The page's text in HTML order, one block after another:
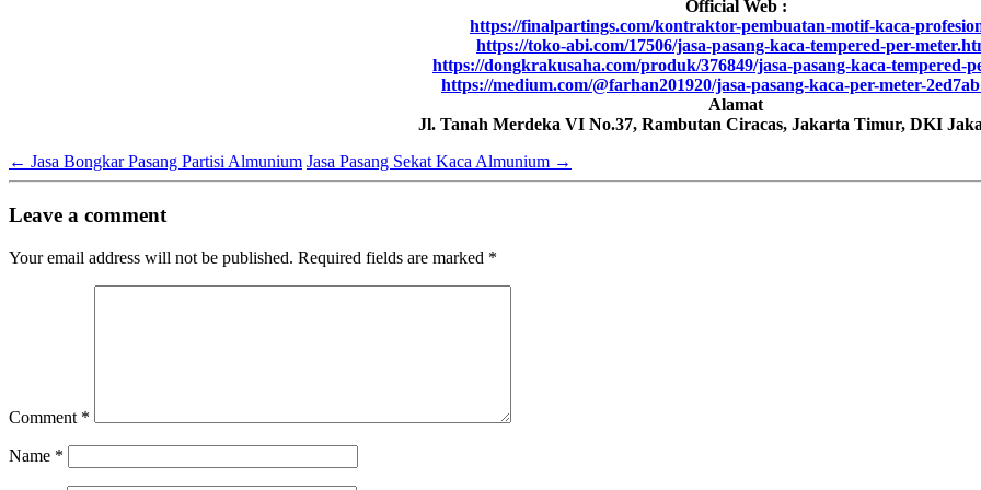
Official Web :
https://finalpartings.com/kontraktor-pembuatan-motif-kaca-
https://toko-abi.com/17506/jasa-pasang-kaca-tempered-per-
https://dongkrakusaha.com/produk/376849/jasa-pasang-kaca-tempered-
https://medium.com/@farhan201920/jasa-pasang-kaca-per-meter-
Alamat
Jl. Tanah Merdeka VI No.37, Rambutan Ciracas, Jakarta Timur, DKI
← Jasa Bongkar Pasang Partisi Almunium Jasa Pasang Sekat Kaca Almunium →
Leave a comment
Your email address will not be published. Required fields are marked *
Comment *
Name *